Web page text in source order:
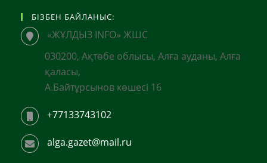
БІЗБЕН БАЙЛАНЫС:
«ЖҰЛДЫЗ INFO» ЖШС
030200, Ақтөбе облысы, Алға ауданы, Алға
қаласы,
А.Байтұрсынов көшесі 16
+77133743102
alga.gazet@mail.ru